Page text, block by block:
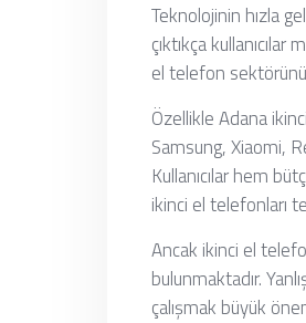
Teknolojinin hızla
çıktıkça
el telefon
Özellikle Adana
Samsung, Xiaomi,
Kullanıcılar hem
ikinci el telefonları
Ancak ikinci el
bulunmaktadır.
çalışmak büyük